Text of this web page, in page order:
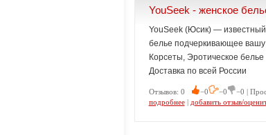
YouSeek - женское
YouSeek (Юсик) —
белье подчеркивающее вашу
Корсеты, Эротическое
Доставка по всей России
Отзывов: 0 −0 −0 −0 |
подробнее| добавить отзыв/